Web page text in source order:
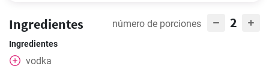
Ingredientes número de porciones 2
Ingredientes
vodka